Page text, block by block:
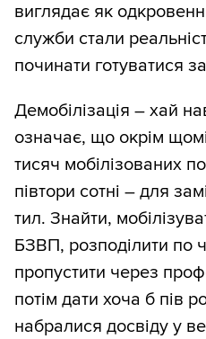
виглядає як
служби стали
починати готуватися
Демобілізація – хай
означає, що окрім
тисяч мобілізованих
півтори сотні – для
тил. Знайти,
БЗВП, розподілити по
пропустити через
потім дати хоча б пів
набралися досвіду у